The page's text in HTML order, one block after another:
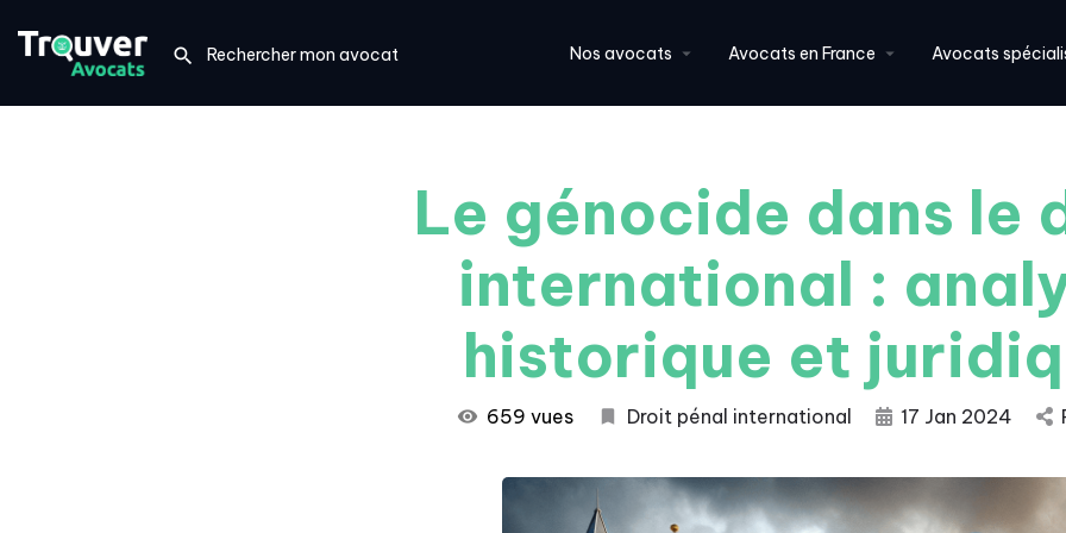
Nos avocats Avocats en France Avocats
Le génocide dans le
international :
historique et
659 vues Droit pénal international 17 Jan 2024